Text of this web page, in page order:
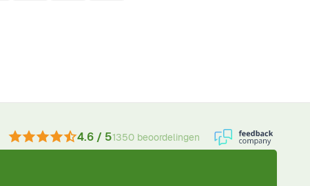
4.6 / 51350 beoordelingen